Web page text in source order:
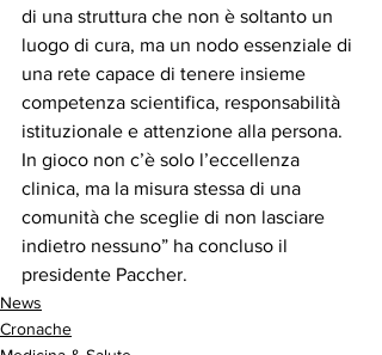
di una struttura che non è soltanto un
luogo di cura, ma un nodo essenziale di
una rete capace di tenere insieme
competenza scientifica, responsabilità
istituzionale e attenzione alla persona.
In gioco non c’è solo l’eccellenza
clinica, ma la misura stessa di una
comunità che sceglie di non lasciare
indietro nessuno” ha concluso il
presidente Paccher.
News
Cronache